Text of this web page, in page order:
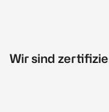
Wir sind